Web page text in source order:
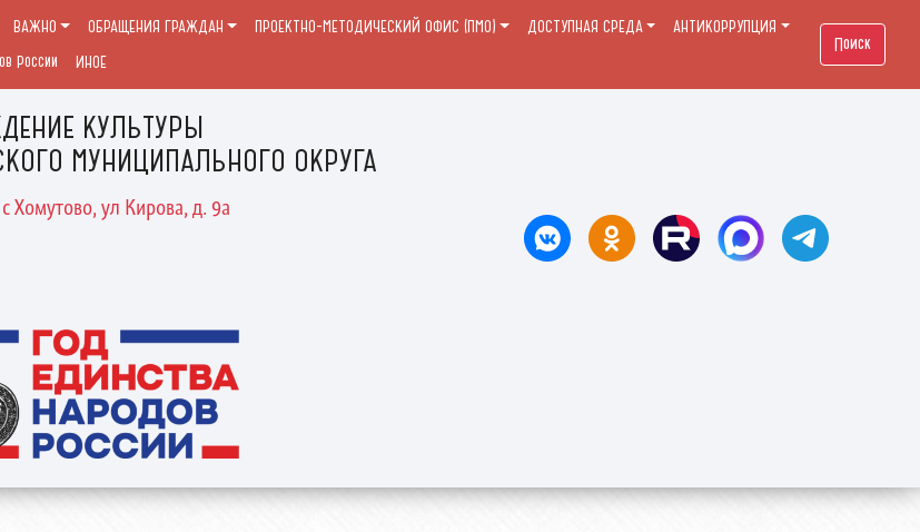
КУЛЬТУРЫ
МУНИЦИПАЛЬНОГО ОКРУГА
Хомутово, ул Кирова, д. 9а
ВАЖНО ОБРАЩЕНИЯ ГРАЖДАН ПРОЕКТНО-МЕТОДИЧЕСКИЙ ОФИС (ПМО) ДОСТУПНАЯ СРЕДА
АНТИКОРРУПЦИЯ
России ИНОЕ
Поиск